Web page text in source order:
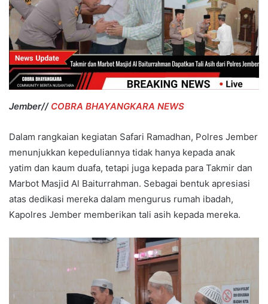
Jember// COBRA BHAYANGKARA NEWS
Dalam rangkaian kegiatan Safari Ramadhan, Polres Jember
menunjukkan kepeduliannya tidak hanya kepada anak
yatim dan kaum duafa, tetapi juga kepada para Takmir dan
Marbot Masjid Al Baiturrahman. Sebagai bentuk apresiasi
atas dedikasi mereka dalam mengurus rumah ibadah,
Kapolres Jember memberikan tali asih kepada mereka.